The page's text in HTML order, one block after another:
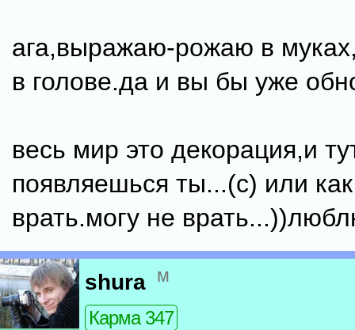
ага,выражаю-рожаю в
в голове.да и вы бы уже
весь мир это декорация,и
появляешься ты...(с) или
врать.могу не
shura м
Карма 347